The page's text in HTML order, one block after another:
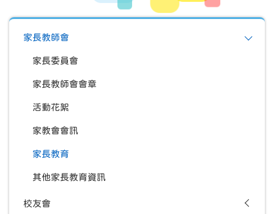
家長教師會
家長委員會
家長教師會會章
活動花絮
家教會會訊
家長教育
其他家長教育資訊
校友會